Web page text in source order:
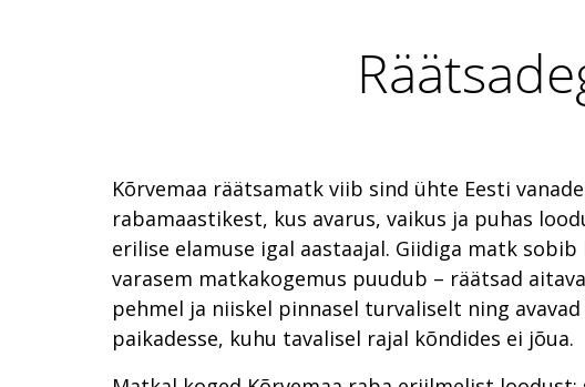
Kõrvemaa räätsamatk viib sind ühte Eesti
rabamaastikest, kus avarus, vaikus ja puhas
erilise elamuse igal aastaajal. Giidiga matk sobib
varasem matkakogemus puudub – räätsad
pehmel ja niiskel pinnasel turvaliselt ning
paikadesse, kuhu tavalisel rajal kõndides ei jõua.